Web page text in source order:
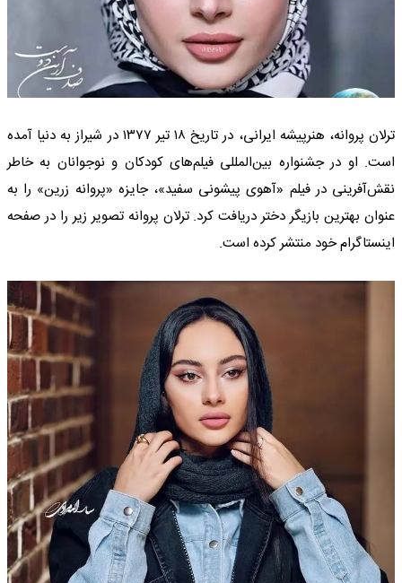
ترلان پروانه، هنرپیشه ایرانی، در تاریخ ۱۸ تیر ۱۳۷۷ در شیراز به دنیا آمده
است. او در جشنواره بین‌المللی فیلم‌های کودکان و نوجوانان به خاطر
نقش‌آفرینی در فیلم «آهوی پیشونی سفید»، جایزه «پروانه زرین» را به
عنوان بهترین بازیگر دختر دریافت کرد. ترلان پروانه تصویر زیر را در صفحه
اینستاگرام خود منتشر کرده است.